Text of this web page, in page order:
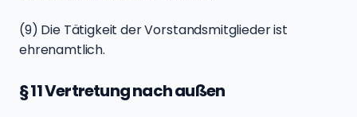
(9) Die Tätigkeit der Vorstandsmitglieder ist
ehrenamtlich.
§ 11 Vertretung nach außen